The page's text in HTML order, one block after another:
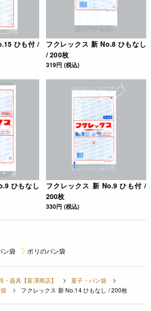
ひも付 /
フクレックス 新 No.8 ひもなし
/ 200枚
319円 (税込)
ひもなし
フクレックス 新 No.9 ひも付 /
200枚
330円 (税込)
ン袋 ポリのパン袋
器具【富澤商店】
菓子・パン袋
フクレックス 新 No.14 ひもなし / 200枚